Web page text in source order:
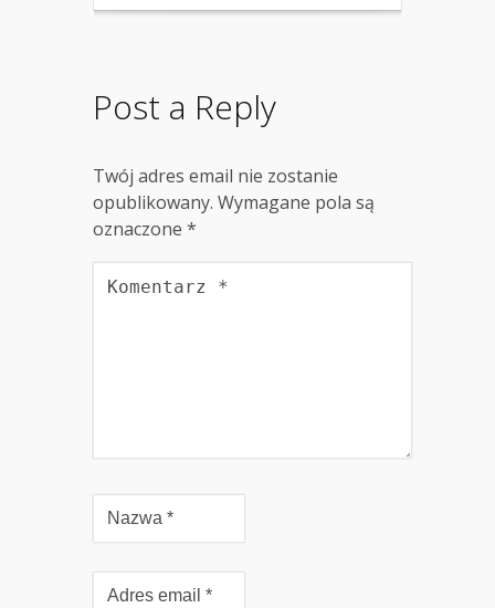
Post a Reply
Twój adres email nie zostanie
opublikowany. Wymagane pola są
oznaczone *